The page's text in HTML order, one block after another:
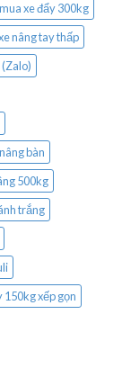
mua xe đẩy 300kg
nâng tay thấp
bàn
500kg
trắng
150kg xếp gọn